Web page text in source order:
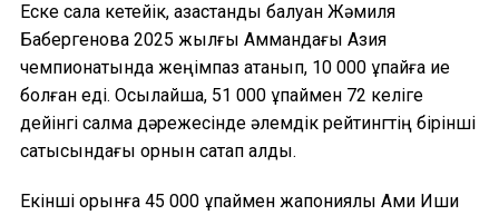
Еске сала кетейік, қазақстандық балуан Жәмиля
Бақбергенова 2025 жылғы Аммандағы Азия
чемпионатында жеңімпаз атанып, 10 000 ұпайға ие
болған еді. Осылайша, 51 000 ұпаймен 72 келіге
дейінгі салмақ дәрежесінде әлемдік рейтингтің бірінші
сатысындағы орнын сақтап қалды.
Екінші орынға 45 000 ұпаймен жапониялық Ами Иши